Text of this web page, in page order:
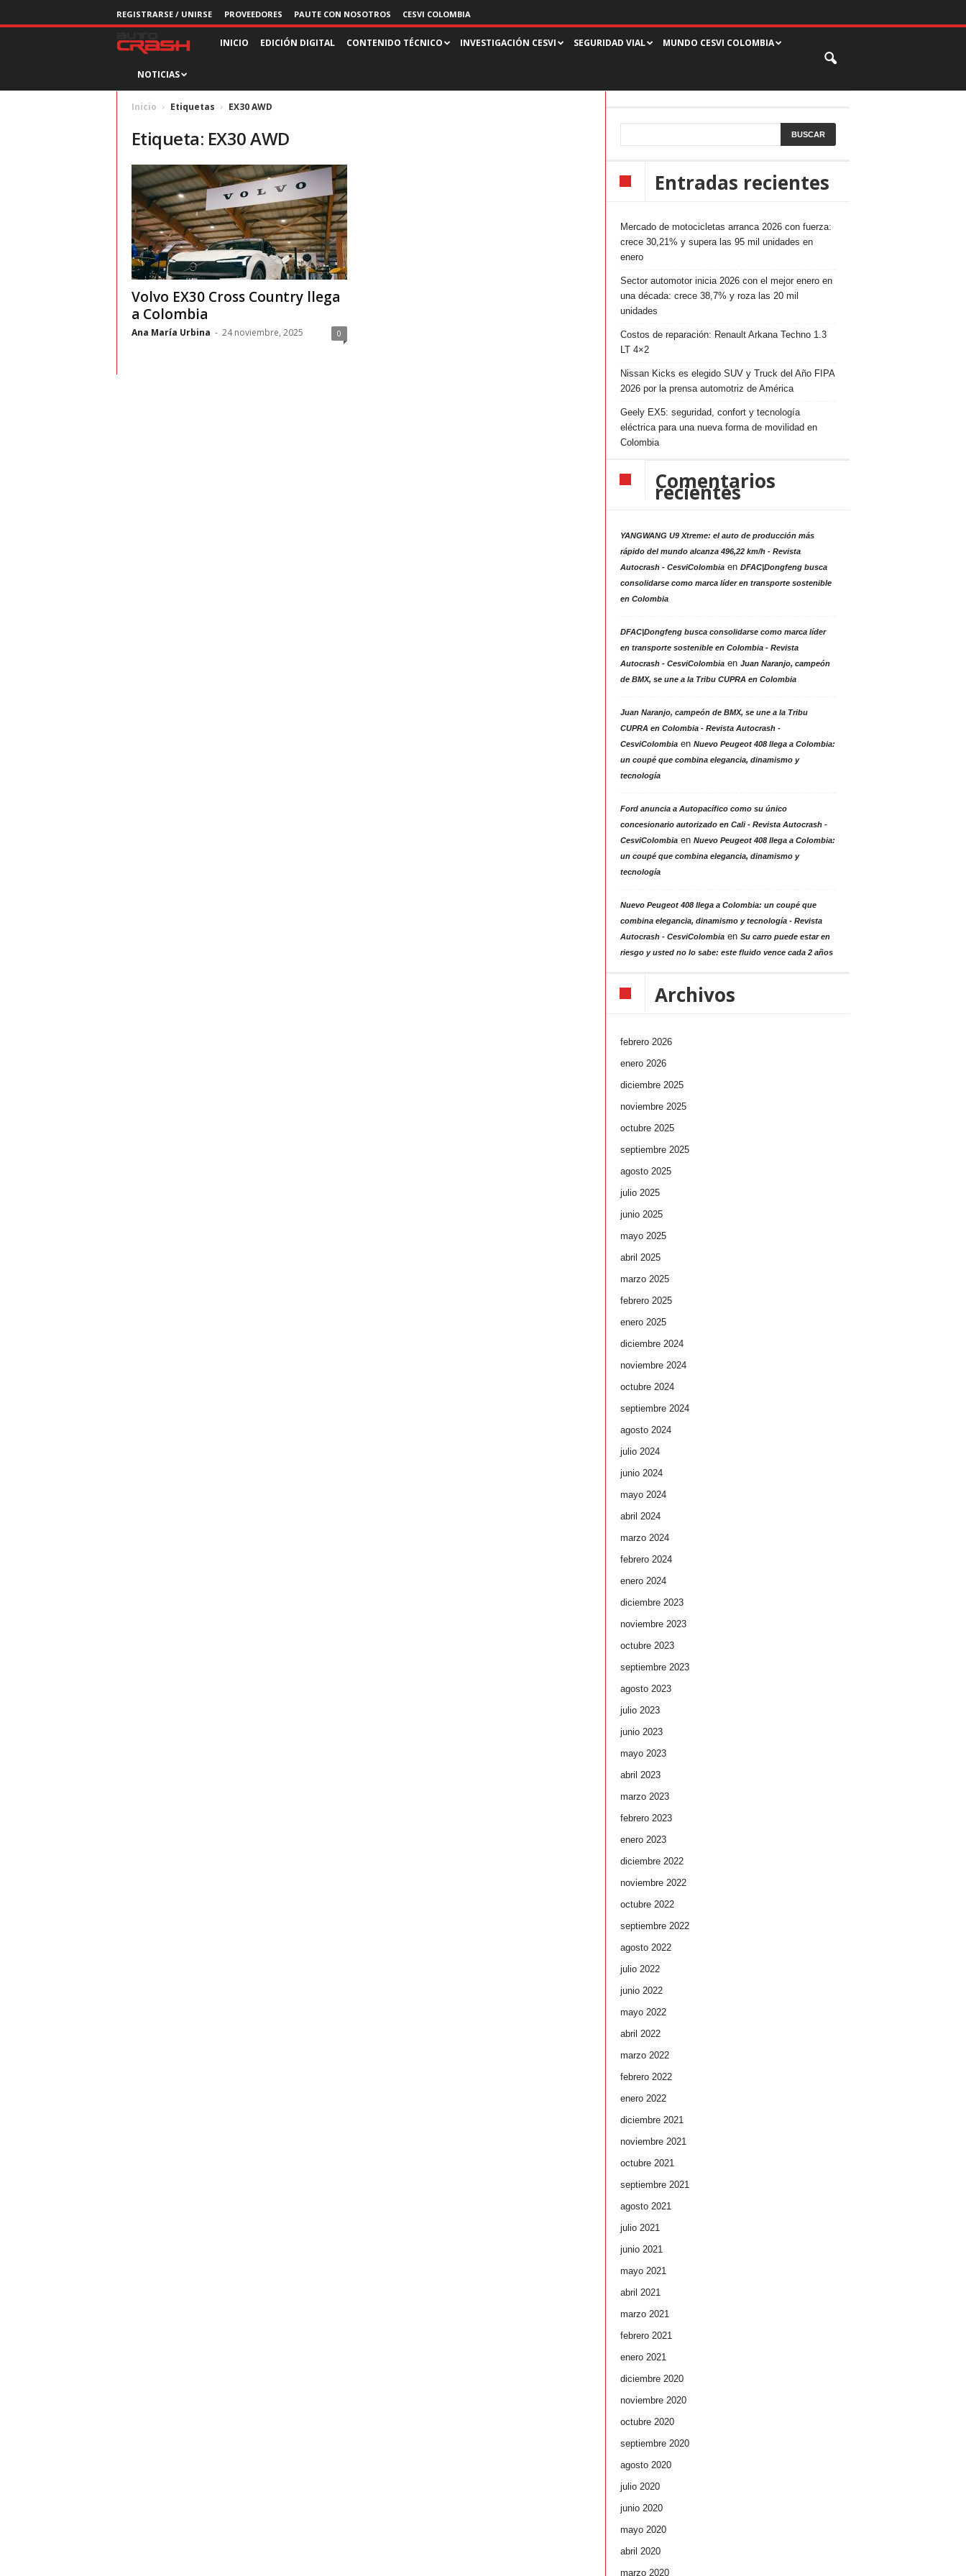
REGISTRARSE / UNIRSE PROVEEDORES PAUTE CON NOSOTROS CESVI COLOMBIA
v
i
s
a
A
u
INICIO EDICIÓN DIGITAL CONTENIDO TÉCNICO INVESTIGACIÓN CESVI SEGURIDAD VIAL MUNDO CESVI COLOMBIA
NOTICIAS
Inicio Etiquetas EX30 AWD
Etiqueta: EX30 AWD
Volvo EX30 Cross Country llega
a Colombia
Ana María Urbina - 24 noviembre, 2025 0
Entradas recientes
Mercado de motocicletas arranca 2026 con fuerza:
crece 30,21% y supera las 95 mil unidades en
enero
Sector automotor inicia 2026 con el mejor enero en
una década: crece 38,7% y roza las 20 mil
unidades
Costos de reparación: Renault Arkana Techno 1.3
LT 4×2
Nissan Kicks es elegido SUV y Truck del Año FIPA
2026 por la prensa automotriz de América
Geely EX5: seguridad, confort y tecnología
eléctrica para una nueva forma de movilidad en
Colombia
Comentarios
recientes
YANGWANG U9 Xtreme: el auto de producción más
rápido del mundo alcanza 496,22 km/h - Revista
Autocrash - CesviColombiaen DFAC|Dongfeng busca
consolidarse como marca líder en transporte sostenible
en Colombia
DFAC|Dongfeng busca consolidarse como marca líder
en transporte sostenible en Colombia - Revista
Autocrash - CesviColombiaen Juan Naranjo, campeón
de BMX, se une a la Tribu CUPRA en Colombia
Juan Naranjo, campeón de BMX, se une a la Tribu
CUPRA en Colombia - Revista Autocrash -
CesviColombiaen Nuevo Peugeot 408 llega a Colombia:
un coupé que combina elegancia, dinamismo y
tecnología
Ford anuncia a Autopacífico como su único
concesionario autorizado en Cali - Revista Autocrash -
CesviColombiaen Nuevo Peugeot 408 llega a Colombia:
un coupé que combina elegancia, dinamismo y
tecnología
Nuevo Peugeot 408 llega a Colombia: un coupé que
combina elegancia, dinamismo y tecnología - Revista
Autocrash - CesviColombiaen Su carro puede estar en
riesgo y usted no lo sabe: este fluido vence cada 2 años
Archivos
febrero 2026
enero 2026
diciembre 2025
noviembre 2025
octubre 2025
septiembre 2025
agosto 2025
julio 2025
junio 2025
mayo 2025
abril 2025
marzo 2025
febrero 2025
enero 2025
diciembre 2024
noviembre 2024
octubre 2024
septiembre 2024
agosto 2024
julio 2024
junio 2024
mayo 2024
abril 2024
marzo 2024
febrero 2024
enero 2024
diciembre 2023
noviembre 2023
octubre 2023
septiembre 2023
agosto 2023
julio 2023
junio 2023
mayo 2023
abril 2023
marzo 2023
febrero 2023
enero 2023
diciembre 2022
noviembre 2022
octubre 2022
septiembre 2022
agosto 2022
julio 2022
junio 2022
mayo 2022
abril 2022
marzo 2022
febrero 2022
enero 2022
diciembre 2021
noviembre 2021
octubre 2021
septiembre 2021
agosto 2021
julio 2021
junio 2021
mayo 2021
abril 2021
marzo 2021
febrero 2021
enero 2021
diciembre 2020
noviembre 2020
octubre 2020
septiembre 2020
agosto 2020
julio 2020
junio 2020
mayo 2020
abril 2020
marzo 2020